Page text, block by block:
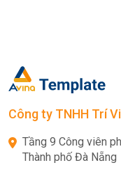
Công ty TNHH Trí
Tầng 9 Công viên
Thành phố Đà Nẵng